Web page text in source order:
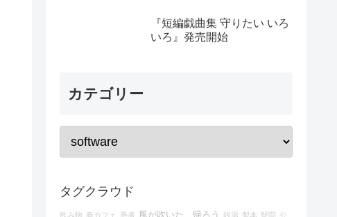
『短編戯曲集 守りたい いろ
いろ』発売開始
カテゴリー
タグクラウド
飲み物 春カフェ 愚者 風が吹いた、帰ろう 銭湯 製本 疑問 公